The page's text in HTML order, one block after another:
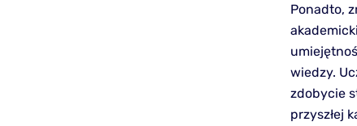
Ponadto,
wiedzy.
zdobycie
przyszłej